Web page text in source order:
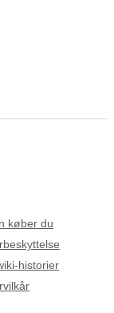
køber du
historier